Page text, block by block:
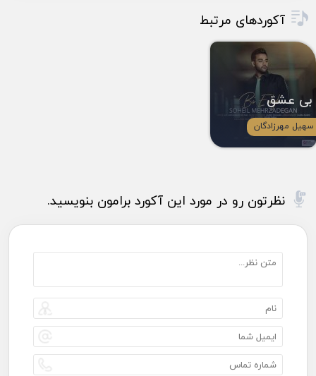
آکوردهای مرتبط
بی عشق
سهیل مهرزادگان
نظرتون رو در مورد این آکورد برامون بنویسید.